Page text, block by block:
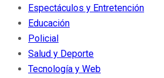
Espectáculos y Entretención
Educación
Policial
Salud y Deporte
Tecnología y Web